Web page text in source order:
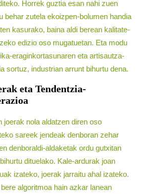
Horrek guztia esan nahi zuen
behar zutela ekoizpen-bolumen handia
kasurako, baina aldi berean kalitate-
edizio oso mugatuetan. Eta modu
eraginkortasunaren eta artisautza-
sortuz, industrian arrunt bihurtu dena.
eta Tendentzia-
joerak nola aldatzen diren oso
sareek jendeak denboran zehar
denboraldi-aldaketak ordu gutxitan
dituelako. Kale-ardurak joan
izateko, joerak jarraitu ahal izateko.
algoritmoa hain azkar lanean